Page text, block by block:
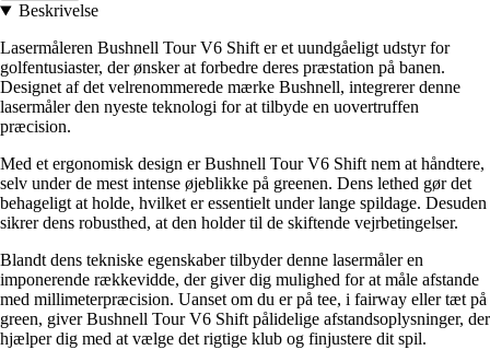
Beskrivelse
Lasermåleren Bushnell Tour V6 Shift er et uundgåeligt udstyr for
golfentusiaster, der ønsker at forbedre deres præstation på banen.
Designet af det velrenommerede mærke Bushnell, integrerer denne
lasermåler den nyeste teknologi for at tilbyde en uovertruffen
præcision.
Med et ergonomisk design er Bushnell Tour V6 Shift nem at håndtere,
selv under de mest intense øjeblikke på greenen. Dens lethed gør det
behageligt at holde, hvilket er essentielt under lange spildage. Desuden
sikrer dens robusthed, at den holder til de skiftende vejrbetingelser.
Blandt dens tekniske egenskaber tilbyder denne lasermåler en
imponerende rækkevidde, der giver dig mulighed for at måle afstande
med millimeterpræcision. Uanset om du er på tee, i fairway eller tæt på
green, giver Bushnell Tour V6 Shift pålidelige afstandsoplysninger, der
hjælper dig med at vælge det rigtige klub og finjustere dit spil.